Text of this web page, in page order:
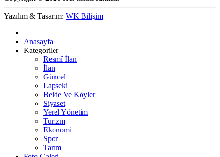
Yazılım & Tasarım: WK Bilişim
Anasayfa
Kategoriler
Resmî İlan
İlan
Güncel
Lapseki
Belde Ve Köyler
Siyaset
Yerel Yönetim
Turizm
Ekonomi
Spor
Tarım